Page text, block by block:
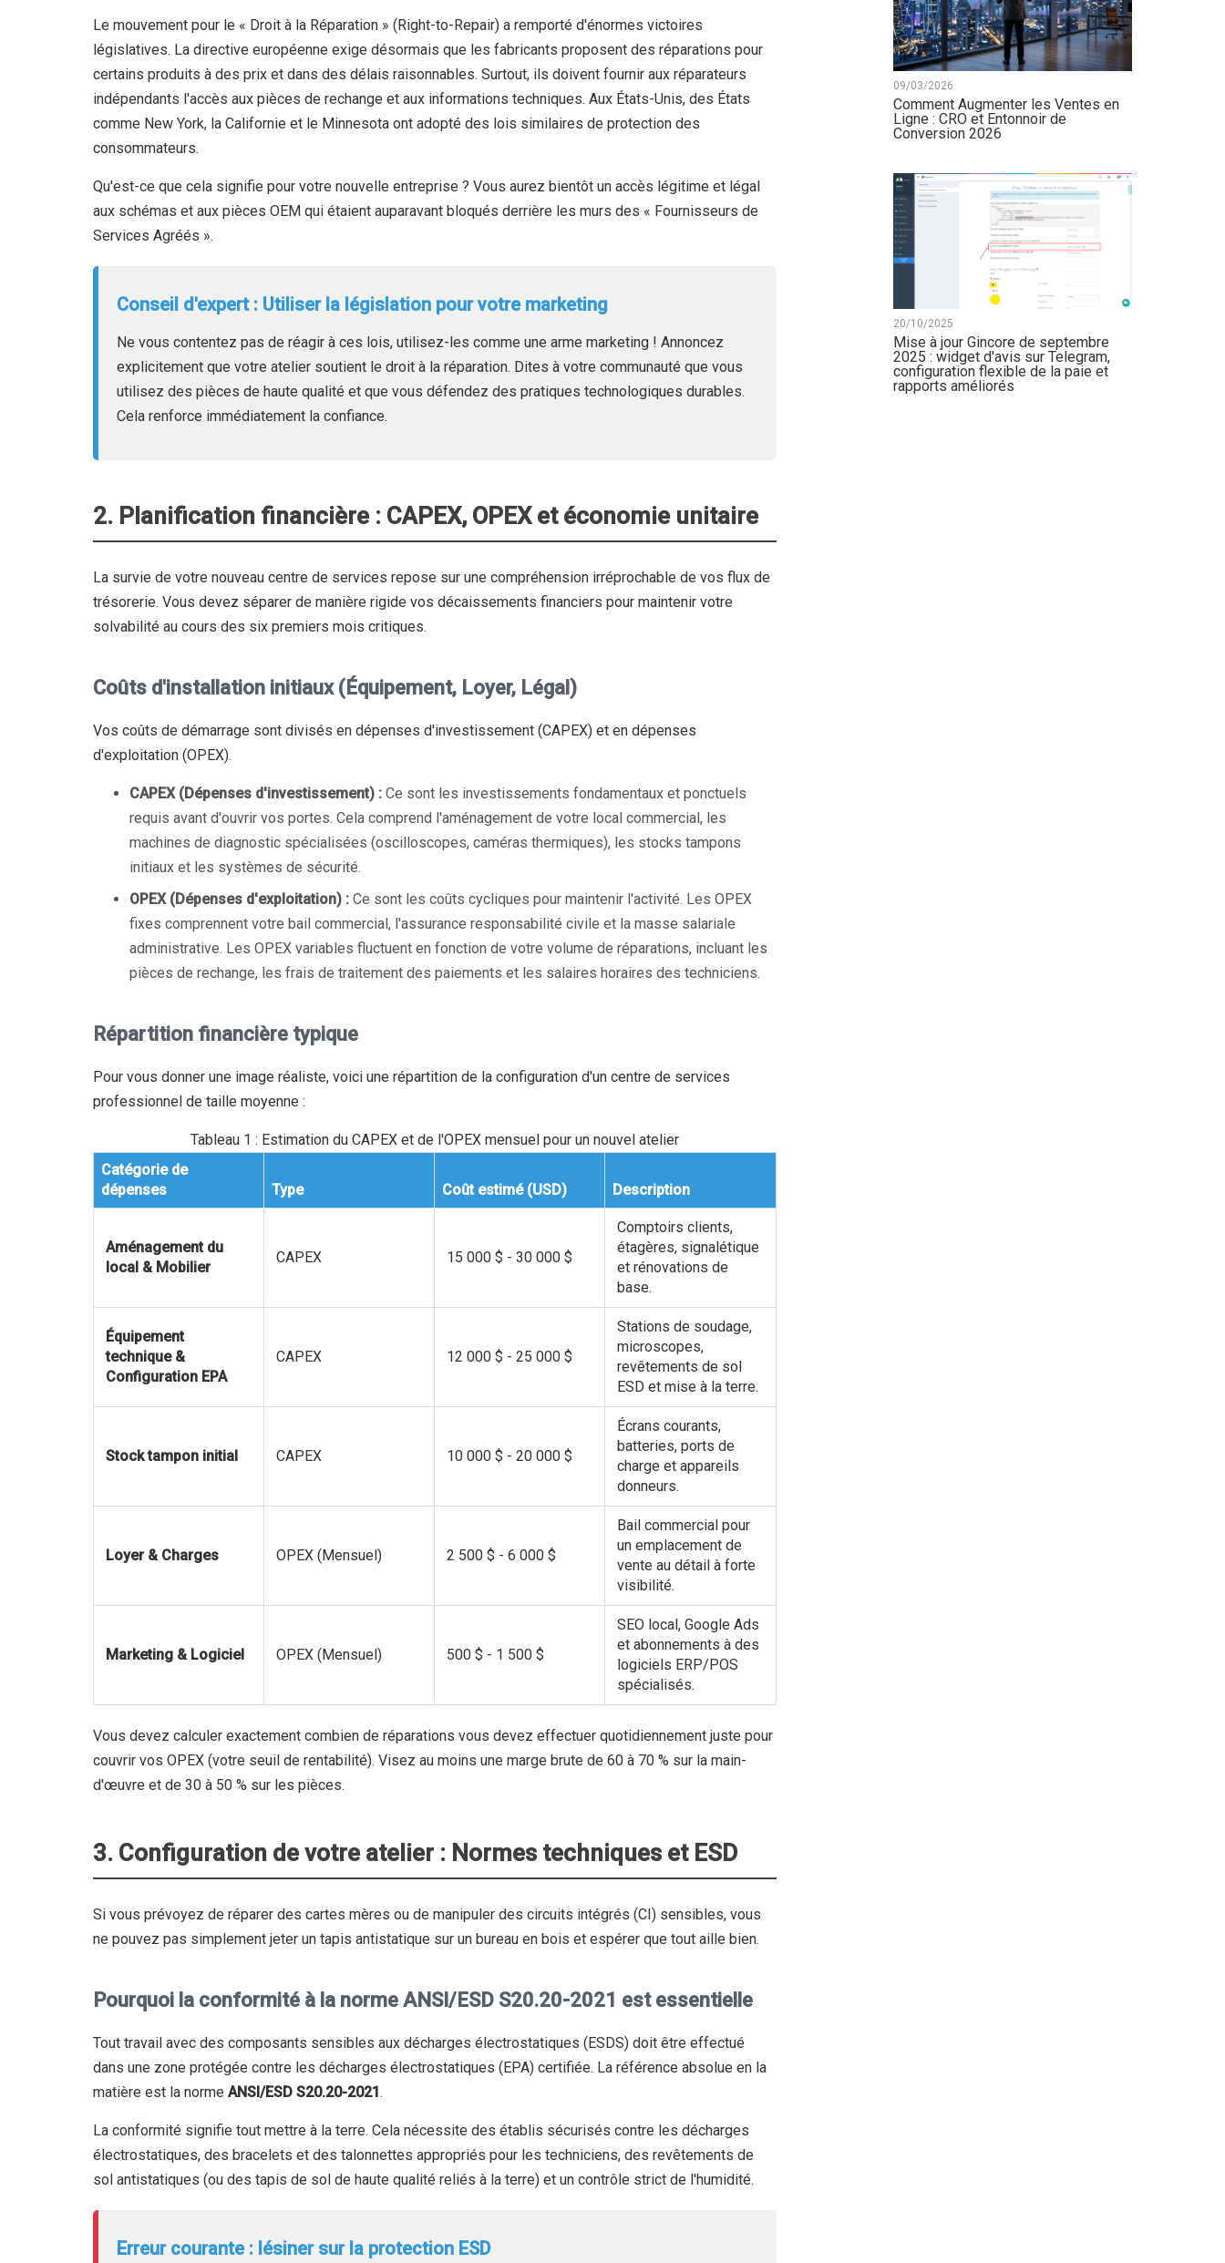
Le mouvement pour le « Droit à la Réparation » (Right-to-Repair) a remporté d'énormes victoires
législatives. La directive européenne exige désormais que les fabricants proposent des réparations pour
certains produits à des prix et dans des délais raisonnables. Surtout, ils doivent fournir aux réparateurs
indépendants l'accès aux pièces de rechange et aux informations techniques. Aux États-Unis, des États
comme New York, la Californie et le Minnesota ont adopté des lois similaires de protection des
consommateurs.
Qu'est-ce que cela signifie pour votre nouvelle entreprise ? Vous aurez bientôt un accès légitime et légal
aux schémas et aux pièces OEM qui étaient auparavant bloqués derrière les murs des « Fournisseurs de
Services Agréés ».
Conseil d'expert : Utiliser la législation pour votre marketing
Ne vous contentez pas de réagir à ces lois, utilisez-les comme une arme marketing ! Annoncez
explicitement que votre atelier soutient le droit à la réparation. Dites à votre communauté que vous
utilisez des pièces de haute qualité et que vous défendez des pratiques technologiques durables.
Cela renforce immédiatement la confiance.
2. Planification financière : CAPEX, OPEX et économie unitaire
La survie de votre nouveau centre de services repose sur une compréhension irréprochable de vos flux de
trésorerie. Vous devez séparer de manière rigide vos décaissements financiers pour maintenir votre
solvabilité au cours des six premiers mois critiques.
Coûts d'installation initiaux (Équipement, Loyer, Légal)
Vos coûts de démarrage sont divisés en dépenses d'investissement (CAPEX) et en dépenses
d'exploitation (OPEX).
CAPEX (Dépenses d'investissement) : Ce sont les investissements fondamentaux et ponctuels
requis avant d'ouvrir vos portes. Cela comprend l'aménagement de votre local commercial, les
machines de diagnostic spécialisées (oscilloscopes, caméras thermiques), les stocks tampons
initiaux et les systèmes de sécurité.
OPEX (Dépenses d'exploitation) : Ce sont les coûts cycliques pour maintenir l'activité. Les OPEX
fixes comprennent votre bail commercial, l'assurance responsabilité civile et la masse salariale
administrative. Les OPEX variables fluctuent en fonction de votre volume de réparations, incluant les
pièces de rechange, les frais de traitement des paiements et les salaires horaires des techniciens.
Répartition financière typique
Pour vous donner une image réaliste, voici une répartition de la configuration d'un centre de services
professionnel de taille moyenne :
Tableau 1 : Estimation du CAPEX et de l'OPEX mensuel pour un nouvel atelier
Catégorie de
dépenses
Type Coût estimé (USD) Description
Aménagement du
local & Mobilier
CAPEX 15 000 $ - 30 000 $
Comptoirs clients,
étagères, signalétique
et rénovations de
base.
Équipement
technique &
Configuration EPA
CAPEX 12 000 $ - 25 000 $
Stations de soudage,
microscopes,
revêtements de sol
ESD et mise à la terre.
Stock tampon initial CAPEX 10 000 $ - 20 000 $
Écrans courants,
batteries, ports de
charge et appareils
donneurs.
Loyer & Charges OPEX (Mensuel) 2 500 $ - 6 000 $
Bail commercial pour
un emplacement de
vente au détail à forte
visibilité.
Marketing & Logiciel OPEX (Mensuel) 500 $ - 1 500 $
SEO local, Google Ads
et abonnements à des
logiciels ERP/POS
spécialisés.
Vous devez calculer exactement combien de réparations vous devez effectuer quotidiennement juste pour
couvrir vos OPEX (votre seuil de rentabilité). Visez au moins une marge brute de 60 à 70 % sur la main-
d'œuvre et de 30 à 50 % sur les pièces.
3. Configuration de votre atelier : Normes techniques et ESD
Si vous prévoyez de réparer des cartes mères ou de manipuler des circuits intégrés (CI) sensibles, vous
ne pouvez pas simplement jeter un tapis antistatique sur un bureau en bois et espérer que tout aille bien.
Pourquoi la conformité à la norme ANSI/ESD S20.20-2021 est essentielle
Tout travail avec des composants sensibles aux décharges électrostatiques (ESDS) doit être effectué
dans une zone protégée contre les décharges électrostatiques (EPA) certifiée. La référence absolue en la
matière est la norme ANSI/ESD S20.20-2021.
La conformité signifie tout mettre à la terre. Cela nécessite des établis sécurisés contre les décharges
électrostatiques, des bracelets et des talonnettes appropriés pour les techniciens, des revêtements de
sol antistatiques (ou des tapis de sol de haute qualité reliés à la terre) et un contrôle strict de l'humidité.
Erreur courante : lésiner sur la protection ESD
09/03/2026
Comment Augmenter les Ventes en
Ligne : CRO et Entonnoir de
Conversion 2026
20/10/2025
Mise à jour Gincore de septembre
2025 : widget d'avis sur Telegram,
configuration flexible de la paie et
rapports améliorés